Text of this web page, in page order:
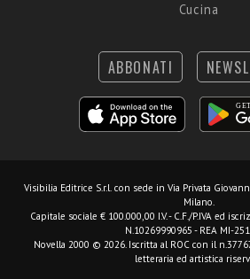
Cucina
ABBONATI
Visibilia Editrice S.r.l. con sede in Via Privata
Milano.
Capitale sociale € 100.000,00 I.V. - C.F./P.IVA ed
N.10269990965 - REA MI-
Novella 2000 © 2026. Iscritta al ROC con il
letteraria ed artistica